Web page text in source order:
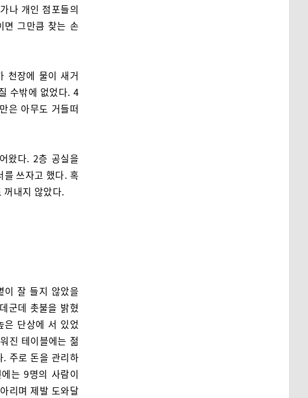
나 개인 점포들의
면 그만큼 찾는 손
천장에 물이 새거
수밖에 없었다. 4
은 아무도 거들떠
왔다. 2층 공실을
를 쓰자고 했다. 혹
꺼내지 않았다.
이 잘 들지 않았을
군데 촛불을 밝혔
은 단상에 서 있었
진 테이블에는 젊
주로 돈을 관리하
는 9명의 사람이
리며 제발 도와달